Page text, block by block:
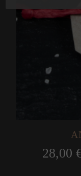
28,00